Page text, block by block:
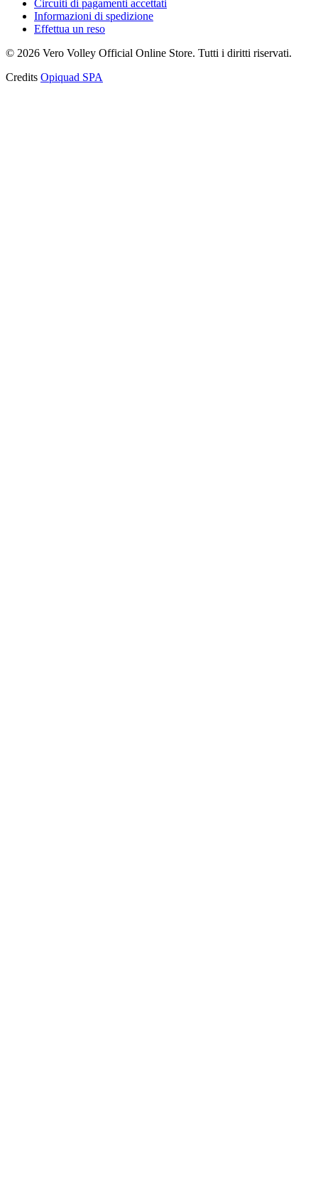
Circuiti di pagamenti accettati
Informazioni di spedizione
Effettua un reso
© 2026 Vero Volley Official Online Store. Tutti i diritti riservati.
Credits Opiquad SPA